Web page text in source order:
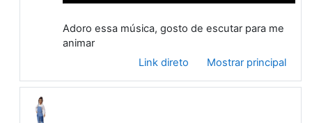
Adoro essa música, gosto de escutar para me
animar
Link direto
Mostrar principal